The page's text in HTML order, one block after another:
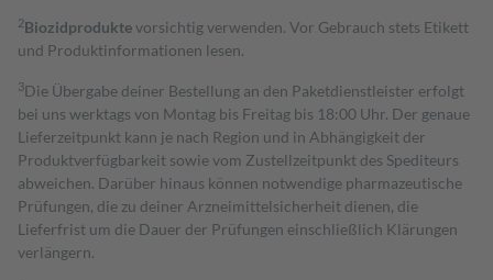
2Biozidproduktevorsichtig verwenden. Vor Gebrauch stets Etikett
und Produktinformationen lesen.
3Die Übergabe deiner Bestellung an den Paketdienstleister erfolgt
bei uns werktags von Montag bis Freitag bis 18:00 Uhr. Der genaue
Lieferzeitpunkt kann je nach Region und in Abhängigkeit der
Produktverfügbarkeit sowie vom Zustellzeitpunkt des Spediteurs
abweichen. Darüber hinaus können notwendige pharmazeutische
Prüfungen, die zu deiner Arzneimittelsicherheit dienen, die
Lieferfrist um die Dauer der Prüfungen einschließlich Klärungen
verlängern.